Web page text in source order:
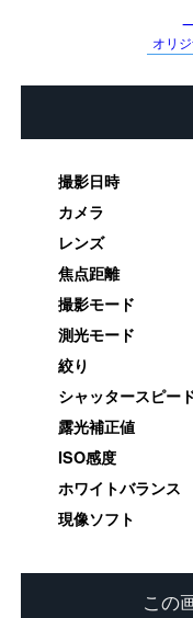
オリ
撮影日時
カメラ
レンズ
焦点距離
撮影モード
測光モード
絞り
シャッタースピー
露光補正値
ISO感度
ホワイトバランス
現像ソフト
この